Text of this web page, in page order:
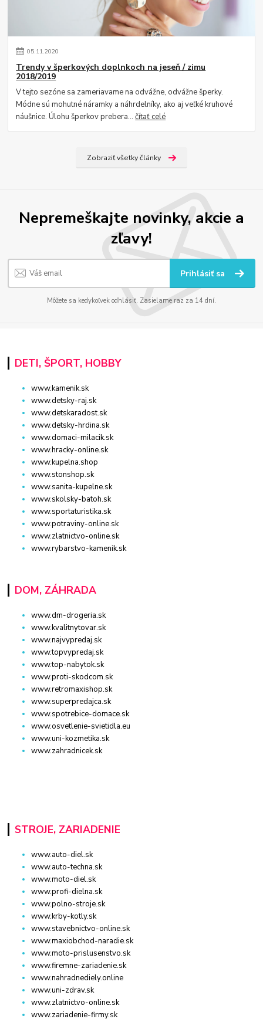
05.11.2020
Trendy v šperkových doplnkoch na jeseň / zimu
2018/2019
V tejto sezóne sa zameriavame na odvážne, odvážne šperky.
Módne sú mohutné náramky a náhrdelníky, ako aj veľké kruhové
náušnice. Úlohu šperkov prebera...čítať celé
Zobraziť všetky články
Nepremeškajte novinky, akcie a
zľavy!
Prihlásiť sa
Môžete sa kedykoľvek odhlásiť. Zasielame raz za 14 dní.
DETI, ŠPORT, HOBBY
www.kamenik.sk
www.detsky-raj.sk
www.detskaradost.sk
www.detsky-hrdina.sk
www.domaci-milacik.sk
www.hracky-online.sk
www.kupelna.shop
www.stonshop.sk
www.sanita-kupelne.sk
www.skolsky-batoh.sk
www.sportaturistika.sk
www.potraviny-online.sk
www.zlatnictvo-online.sk
www.rybarstvo-kamenik.sk
DOM, ZÁHRADA
www.dm-drogeria.sk
www.kvalitnytovar.sk
www.najvypredaj.sk
www.topvypredaj.sk
www.top-nabytok.sk
www.proti-skodcom.sk
www.retromaxishop.sk
www.superpredajca.sk
www.spotrebice-domace.sk
www.osvetlenie-svietidla.eu
www.uni-kozmetika.sk
www.zahradnicek.sk
STROJE, ZARIADENIE
www.auto-diel.sk
www.auto-techna.sk
www.moto-diel.sk
www.profi-dielna.sk
www.polno-stroje.sk
www.krby-kotly.sk
www.stavebnictvo-online.sk
www.maxiobchod-naradie.sk
www.moto-prislusenstvo.sk
www.firemne-zariadenie.sk
www.nahradnediely.online
www.uni-zdrav.sk
www.zlatnictvo-online.sk
www.zariadenie-firmy.sk